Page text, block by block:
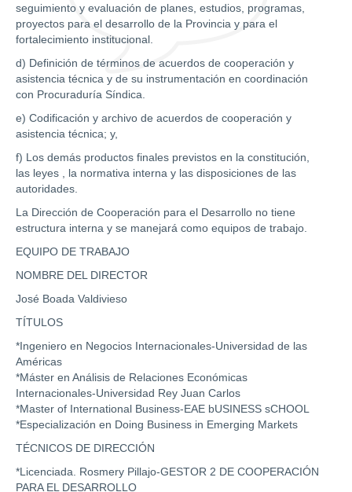
seguimiento y evaluación de planes, estudios, programas,
proyectos para el desarrollo de la Provincia y para el
fortalecimiento institucional.
d) Definición de términos de acuerdos de cooperación y
asistencia técnica y de su instrumentación en coordinación
con Procuraduría Síndica.
e) Codificación y archivo de acuerdos de cooperación y
asistencia técnica; y,
f) Los demás productos finales previstos en la constitución,
las leyes , la normativa interna y las disposiciones de las
autoridades.
La Dirección de Cooperación para el Desarrollo no tiene
estructura interna y se manejará como equipos de trabajo.
EQUIPO DE TRABAJO
NOMBRE DEL DIRECTOR
José Boada Valdivieso
TÍTULOS
*Ingeniero en Negocios Internacionales-Universidad de las
Américas
*Máster en Análisis de Relaciones Económicas
Internacionales-Universidad Rey Juan Carlos
*Master of International Business-EAE bUSINESS sCHOOL
*Especialización en Doing Business in Emerging Markets
TÉCNICOS DE DIRECCIÓN
*Licenciada. Rosmery Pillajo-GESTOR 2 DE COOPERACIÓN
PARA EL DESARROLLO